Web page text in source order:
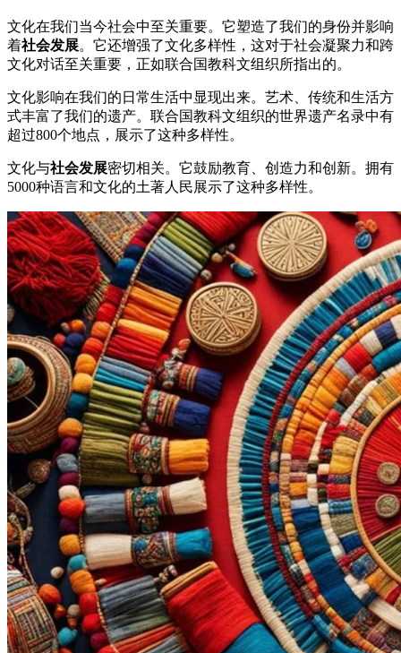
文化在我们当今社会中至关重要。它塑造了我们的身份并影响
着社会发展。它还增强了文化多样性，这对于社会凝聚力和跨
文化对话至关重要，正如联合国教科文组织所指出的。
文化影响在我们的日常生活中显现出来。艺术、传统和生活方
式丰富了我们的遗产。联合国教科文组织的世界遗产名录中有
超过800个地点，展示了这种多样性。
文化与社会发展密切相关。它鼓励教育、创造力和创新。拥有
5000种语言和文化的土著人民展示了这种多样性。